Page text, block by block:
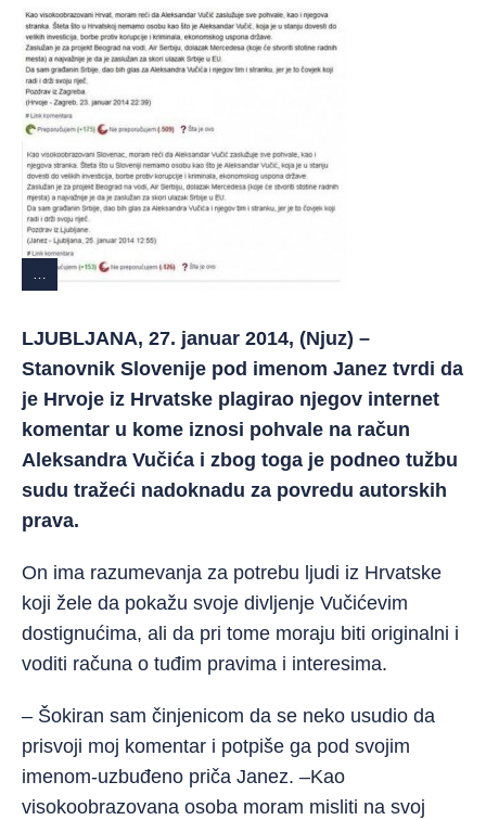
…
LJUBLJANA, 27. januar 2014, (Njuz) –
Stanovnik Slovenije pod imenom Janez tvrdi da
je Hrvoje iz Hrvatske plagirao njegov internet
komentar u kome iznosi pohvale na račun
Aleksandra Vučića i zbog toga je podneo tužbu
sudu tražeći nadoknadu za povredu autorskih
prava.
On ima razumevanja za potrebu ljudi iz Hrvatske
koji žele da pokažu svoje divljenje Vučićevim
dostignućima, ali da pri tome moraju biti originalni i
voditi računa o tuđim pravima i interesima.
– Šokiran sam činjenicom da se neko usudio da
prisvoji moj komentar i potpiše ga pod svojim
imenom-uzbuđeno priča Janez. –Kao
visokoobrazovana osoba moram misliti na svoj